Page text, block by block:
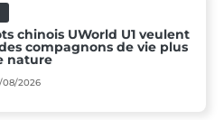
chinois UWorld U1 veulent
compagnons de vie plus
nature
08/2026